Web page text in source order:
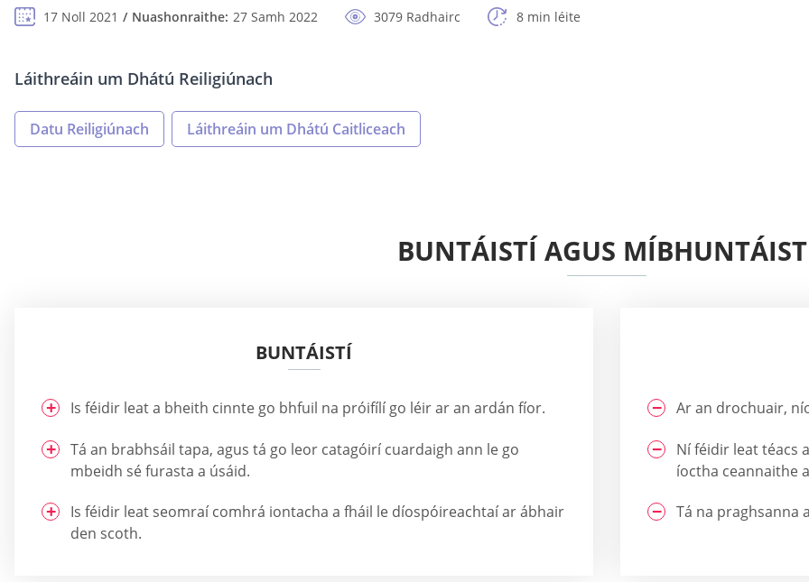
17 Noll 2021 Nuashonraithe: 27 Samh 2022 3079 Radhairc 8 min léite
Láithreáin um Dhátú Reiligiúnach
Datu Reiligiúnach Láithreáin um Dhátú Caitliceach
BUNTÁISTÍ AGUS
BUNTÁISTÍ
Is féidir leat a bheith cinnte go bhfuil na próifílí go léir ar an ardán fíor.
Tá an brabhsáil tapa, agus tá go leor catagóirí cuardaigh ann le go
mbeidh sé furasta a úsáid.
Is féidir leat seomraí comhrá iontacha a fháil le díospóireachtaí ar ábhair
den scoth.
Ar an drochuair,
Ní féidir leat téacs
íoctha ceannaithe
Tá na praghsanna